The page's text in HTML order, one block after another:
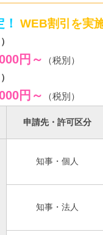
WEB割引を実
円～
（税別）
円～ （税別）
申請先・許可区分
知事・個人
知事・法人